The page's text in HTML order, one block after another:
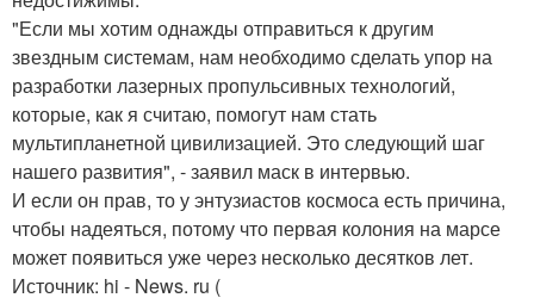
"Если мы хотим однажды отправиться к другим
звездным системам, нам необходимо сделать упор на
разработки лазерных пропульсивных технологий,
которые, как я считаю, помогут нам стать
мультипланетной цивилизацией. Это следующий шаг
нашего развития", - заявил маск в интервью.
И если он прав, то у энтузиастов космоса есть причина,
чтобы надеяться, потому что первая колония на марсе
может появиться уже через несколько десятков лет.
Источник: hi - News. ru (